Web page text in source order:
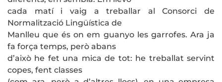
cada matí i vaig a treballar al Consorci de
Normalització Lingüística de
Manlleu que és on em guanyo les garrofes. Ara ja
fa força temps, però abans
d’això he fet una mica de tot: he treballat servint
copes, fent classes